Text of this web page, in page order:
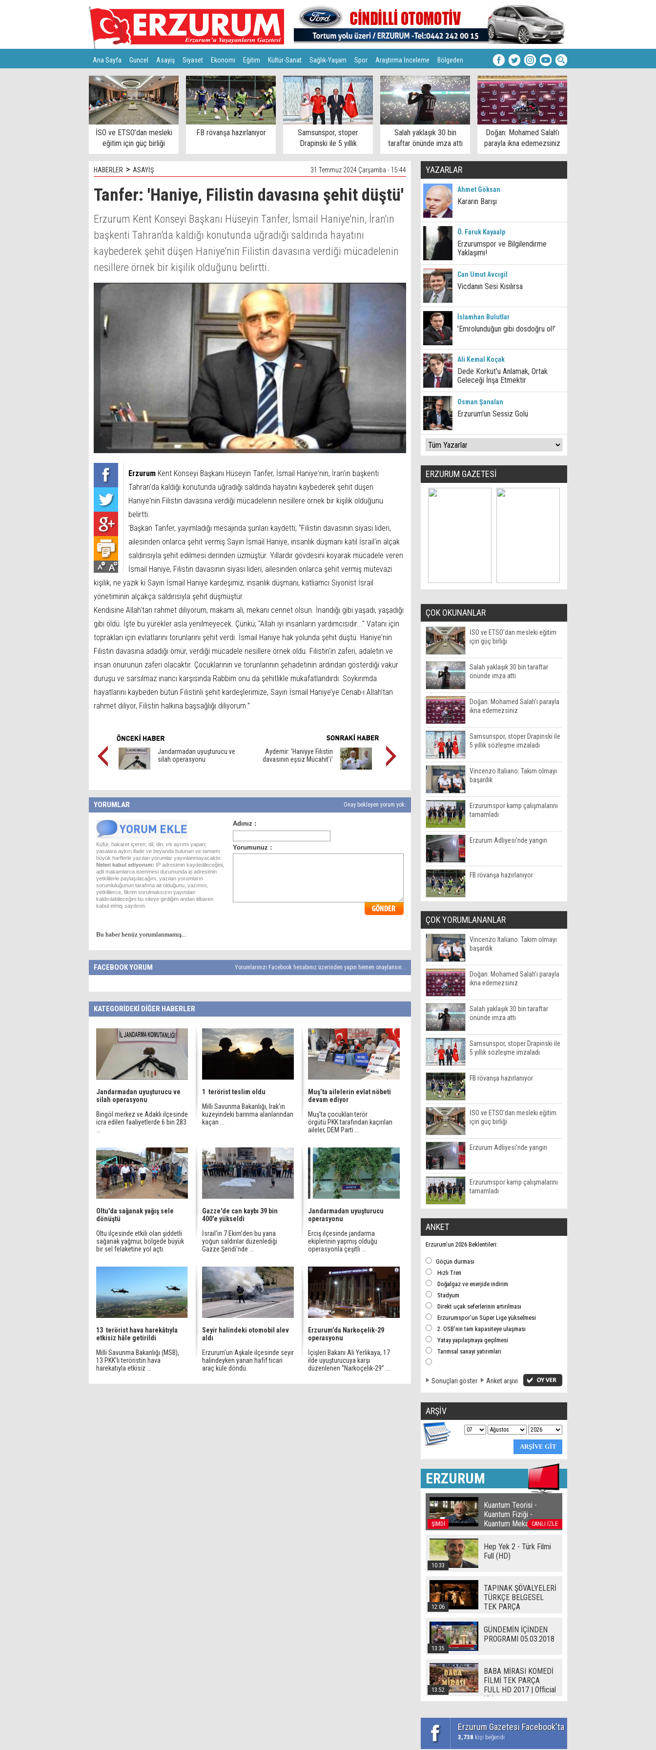
Ana Sayfa Guncel Asayiş Siyaset Ekonomi Eğitim Kültür-Sanat Sağlık-Yaşam Spor Araştırma İnceleme Bölgeden
Türkiye Teknoloji
İSO ve ETSO’dan mesleki
eğitim için güç birliği
FB rövanşa hazırlanıyor
Samsunspor, stoper
Drapinski ile 5 yıllık
sözleşme imzaladı
Salah yaklaşık 30 bin
taraftar önünde imza attı
Doğan: Mohamed Salah’ı
parayla ikna edemezsiniz
HABERLER > ASAYİŞ 31 Temmuz 2024 Çarşamba - 15:44
Tanfer: 'Haniye, Filistin davasına şehit düştü'
Erzurum Kent Konseyi Başkanı Hüseyin Tanfer, İsmail Haniye'nin, İran'ın
başkenti Tahran'da kaldığı konutunda uğradığı saldırıda hayatını
kaybederek şehit düşen Haniye'nin Filistin davasına verdiği mücadelenin
nesillere örnek bir kişilik olduğunu belirtti.
Erzurum Kent Konseyi Başkanı Hüseyin Tanfer, İsmail Haniye'nin, İran'ın başkenti
Tahran'da kaldığı konutunda uğradığı saldırıda hayatını kaybederek şehit düşen
Haniye'nin Filistin davasına verdiği mücadelenin nesillere örnek bir kişilik olduğunu
belirtti.
'Başkan Tanfer, yayımladığı mesajında şunları kaydetti; “Filistin davasının siyasi lideri,
ailesinden onlarca şehit vermiş Sayın İsmail Haniye, insanlık düşmanı katil İsrail'in alçak
saldırısıyla şehit edilmesi derinden üzmüştür. Yıllardır gövdesini koyarak mücadele veren
İsmail Haniye, Filistin davasının siyasi lideri, ailesinden onlarca şehit vermiş mütevazi
kişilik, ne yazık ki Sayın İsmail Haniye kardeşimiz, insanlık düşmanı, katliamcı Siyonist İsrail
yönetiminin alçakça saldırısıyla şehit düşmüştür.
Kendisine Allah'tan rahmet diliyorum, makamı ali, mekanı cennet olsun. İnandığı gibi yaşadı, yaşadığı
gibi öldü. İşte bu yürekler asla yenilmeyecek. Çünkü; "Allah iyi insanların yardımcısıdır..." Vatanı için
toprakları için evlatlarını torunlarını şehit verdi. İsmail Haniye hak yolunda şehit düştü. Haniye'nin
Filistin davasına adadığı ömür, verdiği mücadele nesillere örnek oldu. Filistin'in zaferi, adaletin ve
insan onurunun zaferi olacaktır. Çocuklarının ve torunlarının şehadetinin ardından gösterdiği vakur
duruşu ve sarsılmaz inancı karşısında Rabbim onu da şehitlikle mükafatlandırdı. Soykırımda
hayatlarını kaybeden bütün Filistinli şehit kardeşlerimize, Sayın İsmail Haniye’ye Cenab-ı Allah’tan
rahmet diliyor, Filistin halkına başsağlığı diliyorum.”
Jandarmadan uyuşturucu ve
silah operasyonu
Aydemir: ‘Haniyye Filistin
davasının eşsiz Mücahit’i’
YORUMLAR Onay bekleyen yorum yok.
Küfür, hakaret içeren; dil, din, ırk ayrımı yapan;
yasalara aykırı ifade ve beyanda bulunan ve tamamı
büyük harflerle yazılan yorumlar yayınlanmayacaktır.
Neleri kabul ediyorum: IP adresimin kaydedileceğini,
adli makamlarca istenmesi durumunda ip adresimin
yetkililerle paylaşılacağını, yazılan yorumların
sorumluluğunun tarafıma ait olduğunu, yazımın,
yetkililerce, fikrim sorulmaksızın yayından
kaldırılabileceğini bu siteye girdiğim andan itibaren
kabul etmiş sayılırım.
Bu haber henüz yorumlanmamış...
FACEBOOK YORUM Yorumlarınızı Facebook hesabınız üzerinden yapın hemen onaylansın...
KATEGORİDEKİ DİĞER HABERLER
Jandarmadan uyuşturucu ve
silah operasyonu
Bingöl merkez ve Adaklı ilçesinde
icra edilen faaliyetlerde 6 bin 283
1 terörist teslim oldu
Milli Savunma Bakanlığı, Irak'ın
kuzeyindeki barınma alanlarından
kaçan ...
Muş’ta ailelerin evlat nöbeti
devam ediyor
Muş’ta çocukları terör
örgütü PKK tarafından kaçırılan
aileler, DEM Parti ...
Oltu'da sağanak yağış sele
dönüştü
Oltu ilçesinde etkili olan şiddetli
sağanak yağmur, bölgede büyük
bir sel felaketine yol açtı.
Gazze'de can kaybı 39 bin
400'e yükseldi
İsrail'in 7 Ekim'den bu yana
yoğun saldırılar düzenlediği
Gazze Şeridi'nde ...
Jandarmadan uyuşturucu
operasyonu
Erciş ilçesinde jandarma
ekiplerinin yapmış olduğu
operasyonla çeşitli ...
13 terörist hava harekâtıyla
etkisiz hâle getirildi
Milli Savunma Bakanlığı (MSB),
13 PKK’lı teröristin hava
harekatıyla etkisiz ...
Seyir halindeki otomobil alev
aldı
Erzurum'un Aşkale ilçesinde seyir
halindeyken yanan hafif ticari
araç küle döndü.
Erzurum’da Narkoçelik-29
operasyonu
İçişleri Bakanı Ali Yerlikaya, 17
ilde uyuşturucuya karşı
düzenlenen “Narkoçelik-29” ...
YAZARLAR
Ahmet Göksan
Kararın Barışı
Ö. Faruk Kayaalp
Erzurumspor ve Bilgilendirme
Yaklaşımı!
Can Umut Avcıgil
Vicdanın Sesi Kısılırsa
İslamhan Bulutlar
'Emrolunduğun gibi dosdoğru ol!'
Ali Kemal Koçak
Dede Korkut'u Anlamak, Ortak
Geleceği İnşa Etmektir
Osman Şanalan
Erzurum'un Sessiz Golü
ERZURUM GAZETESİ
ÇOK OKUNANLAR
İSO ve ETSO'dan mesleki eğitim
için güç birliği
Salah yaklaşık 30 bin taraftar
önünde imza attı
Doğan: Mohamed Salah'ı parayla
ikna edemezsiniz
Samsunspor, stoper Drapinski ile
5 yıllık sözleşme imzaladı
Vincenzo Italiano: Takım olmayı
başardık
Erzurumspor kamp çalışmalarını
tamamladı
Erzurum Adliyesi'nde yangın
FB rövanşa hazırlanıyor
ÇOK YORUMLANANLAR
Vincenzo Italiano: Takım olmayı
başardık
Doğan: Mohamed Salah'ı parayla
ikna edemezsiniz
Salah yaklaşık 30 bin taraftar
önünde imza attı
Samsunspor, stoper Drapinski ile
5 yıllık sözleşme imzaladı
FB rövanşa hazırlanıyor
İSO ve ETSO'dan mesleki eğitim
için güç birliği
Erzurum Adliyesi'nde yangın
Erzurumspor kamp çalışmalarını
tamamladı
ANKET
Erzurum’un 2026 Beklentileri:
Göçün durması
Hızlı Tren
Doğalgaz ve enerjide indirim
Stadyum
Direkt uçak seferlerinin artırılması
Erzurumspor’un Süper Lige yükselmesi
2. OSB’nin tam kapasiteye ulaşması
Yatay yapılaşmaya geçilmesi
Tarımsal sanayi yatırımları
Sonuçları göster Anket arşivi
ARŞİV
ERZURUM
ŞİMDİ CANLI İZLE
Kuantum Teorisi -
Kuantum Fiziği -
Kuantum Mekaniği
10:33
Hep Yek 2 - Türk Filmi
Full (HD)
12:06
TAPINAK ŞÖVALYELERİ
TÜRKÇE BELGESEL
TEK PARÇA
13:35
GÜNDEMİN İÇİNDEN
PROGRAMI 05.03.2018
13:52
BABA MİRASI KOMEDİ
FİLMİ TEK PARÇA
FULL HD 2017 | Official
Video
Erzurum Gazetesi Facebook'ta
3,738 kişi beğendi